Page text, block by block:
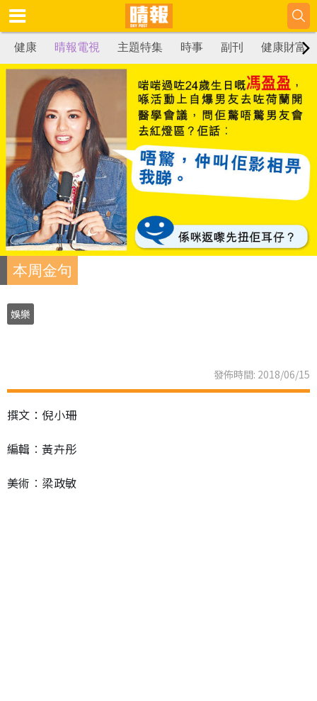
健康 晴報電視 主題特集 時事 副刊 健康財富
本周金句
娛樂
發佈時間: 2018/06/15
撰文：倪小珊
編輯︰黃卉彤
美術︰梁政敏